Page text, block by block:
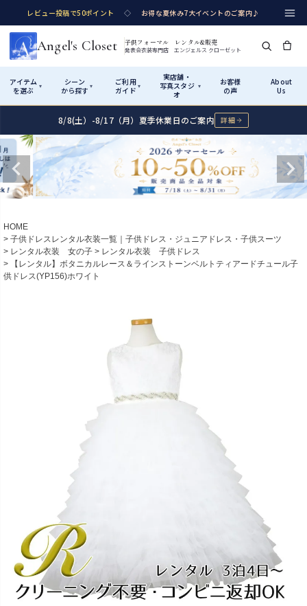
レビュー投稿で50ポイント ◇ お得な夏休み7大イベントのご案内♪
Angel's Closet 子供フォーマル レンタル&販売
発表会衣装専門店 エンジェルス クローゼット
アイテム
を選ぶ
▾
シーン
から探す ▾
ご利用
ガイド ▾
実店舗・
写真スタジ
オ
▾
お客様
の声
About
Us
Shop by Category アイテムから探す
カテゴリ詳細 サイズで選ぶ
Rentalレンタル
女の子ドレス
レディース
コスチューム
インナー・パニエ
ジュエリー 音楽雑貨
Shop by Occasion シーンから探す
性別・サイズで絞り込む→
発表会・コンクール 結婚式
フラワーガール・リングボーイ・ゲ
スト
Graduation & Entrance
卒業式・入学式
きちんと感のあるフォーマル
How It Works ご利用ガイド
Startはじめに
01
02 サイズの選び方
測り方と目安
レンタルの流れ
4ステップで簡単
あんしんパック
汚れ・キズ・破損の補償
Buy & Support
07 販売・共通のご案内
品質・返品・お手入れ
08 送料・お支払い
送料・決済方法
Visit Us 実店舗・写真スタジオ
実店舗 つくば店
茨城県土浦市大町14-16-1F
10:00–18:00（完全予約制）
月曜日
店舗を予約する →
8/8(土）-8/17（月）夏季休業日のご案内 詳細
HOME
子供ドレスレンタル衣装一覧｜子供ドレス・ジュニアドレス・子供スーツ
レンタル衣装 女の子
レンタル衣装 子供ドレス
【レンタル】ボタニカルレース＆ラインストーンベルトティアードチュール子
供ドレス(YP156)ホワイト